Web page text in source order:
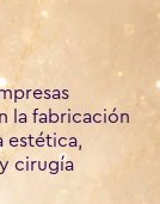
la fabricación
estética,
cirugía